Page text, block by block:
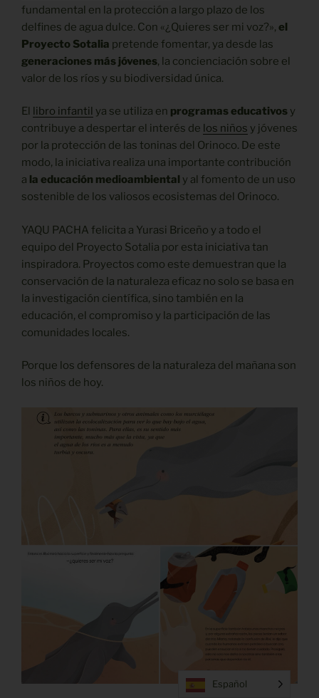
fundamental en la protección a largo plazo de los
delfines de agua dulce. Con «¿Quieres ser mi voz?», el
Proyecto Sotalia pretende fomentar, ya desde las
generaciones más jóvenes, la concienciación sobre el
valor de los ríos y su biodiversidad única.
El libro infantil ya se utiliza en programas educativos y
contribuye a despertar el interés de los niños y jóvenes
por la protección de las toninas del Orinoco. De este
modo, la iniciativa realiza una importante contribución
a la educación medioambiental y al fomento de un uso
sostenible de los valiosos ecosistemas del Orinoco.
YAQU PACHA felicita a Yurasi Briceño y a todo el
equipo del Proyecto Sotalia por esta iniciativa tan
inspiradora. Proyectos como este demuestran que la
conservación de la naturaleza eficaz no solo se basa en
la investigación científica, sino también en la
educación, el compromiso y la participación de las
comunidades locales.
Porque los defensores de la naturaleza del mañana son
los niños de hoy.
Español